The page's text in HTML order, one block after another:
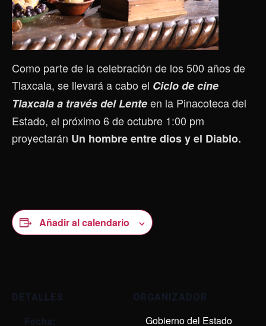
Como parte de la celebración de los 500 años de
Tlaxcala, se llevará a cabo el Ciclo de cine
Tlaxcala a través del Lenteen la Pinacoteca del
Estado, el próximo 6 de octubre 1:00 pm
proyectarán Un hombre entre dios y el Diablo.
Añadir al calendario
DETALLES
Fecha:
ORGANIZADOR
Gobierno del Estado